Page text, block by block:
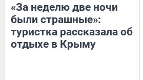
«За неделю две ночи
были страшные»:
туристка рассказала об
отдыхе в Крыму